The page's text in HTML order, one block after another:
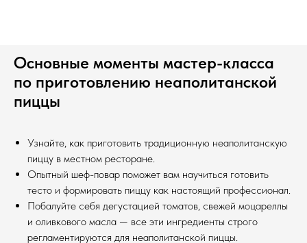
Основные моменты мастер-класса
по приготовлению неаполитанской
пиццы
Узнайте, как приготовить традиционную неаполитанскую
пиццу в местном ресторане.
Опытный шеф-повар поможет вам научиться готовить
тесто и формировать пиццу как настоящий профессионал.
Побалуйте себя дегустацией томатов, свежей моцареллы
и оливкового масла — все эти ингредиенты строго
регламентируются для неаполитанской пиццы.